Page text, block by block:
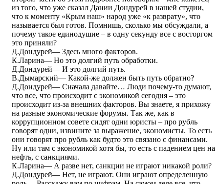
из того, что уже сказал Дании Дондурей в нашей студии,
что к моменту «Крым наш» народ уже «к разврату», что
называется был готов. Помнишь, сколько мы обсуждали, а
почему такое единодушие – в одну секунду все с восторгом
это приняли?
Д.Дондурей― Здесь много факторов.
К.Ларина― Но это долгий путь обработки.
Д.Дондурей― И это долгий путь.
В.Дымарский― Какой-же должен быть путь обратно?
Д.Дондурей― Сначала давайте… Люди почему-то думают,
что все, что происходит с экономикой сегодня – это
происходит из-за внешних факторов. Вы знаете, я прихожу
на разные экономические форумы. Так же, как в
коррупционном совете сидят одни юристы – про рубль
говорят одни, извините за выражение, экономисты. То есть
они говорят про рубль как будто это связано с финансами.
Ну или там с экономикой хотя бы, то есть с падением цен на
нефть, с санкциями.
К.Ларина― А разве нет, санкции не играют никакой роли?
Д.Дондурей― Нет, не играют. Они играют определенную